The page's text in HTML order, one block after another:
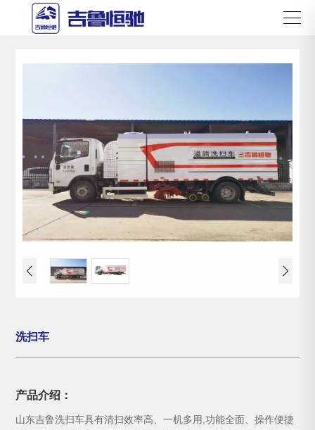
洗扫车
产品介绍：
山东吉鲁洗扫车具有清扫效率高、一机多用,功能全面、操作便捷